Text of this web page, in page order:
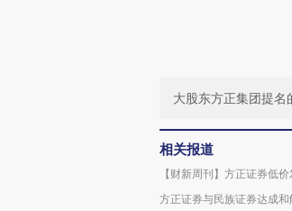
大股东方正集团提
相关报道
【财新周刊】方正证券低
方正证券与民族证券达成和